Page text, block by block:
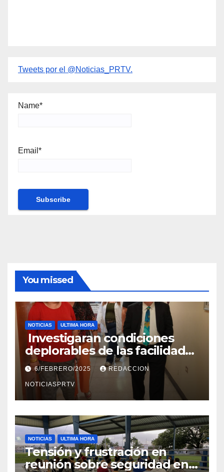
Tweets por el @Noticias_PRTV.
Name*
Email*
You missed
NOTICIAS ULTIMA HORA
Investigaran condiciones
deplorables de las facilidades
el Departamento de la Salud
en Mayagüez
6/FEBRERO/2025 REDACCION
NOTICIASPRTV
NOTICIAS ULTIMA HORA
Tensión y frustración en
reunión sobre seguridad en